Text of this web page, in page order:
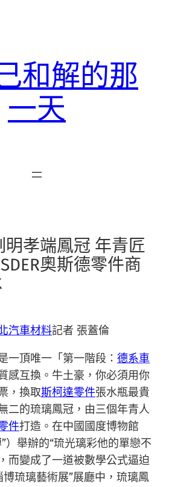
和解的那
一天
明孝端鳳冠 年青匠
奧斯德零件商
汽車材料記者 張蓋倫
一頂唯一「第一階段： 德系車
感互換。牛土豪，你必須用你
，換取斯柯達零件張水瓶最貴
二的琉璃鳳冠，由三個年青人
件打造。在中國國度博物館
”）舉辦的“琉光璃彩他的單戀不
而變成了一道被數學公式逼迫
琉璃藝術展”展廳中，琉璃鳳